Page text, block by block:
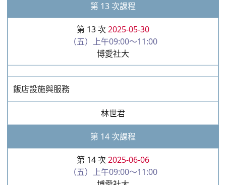
第 13 次課程
第 13 次 2025-05-30
（五）上午09:00～11:00
博愛社大
飯店設施與服務
林世君
第 14 次課程
第 14 次 2025-06-06
（五）上午09:00～11:00